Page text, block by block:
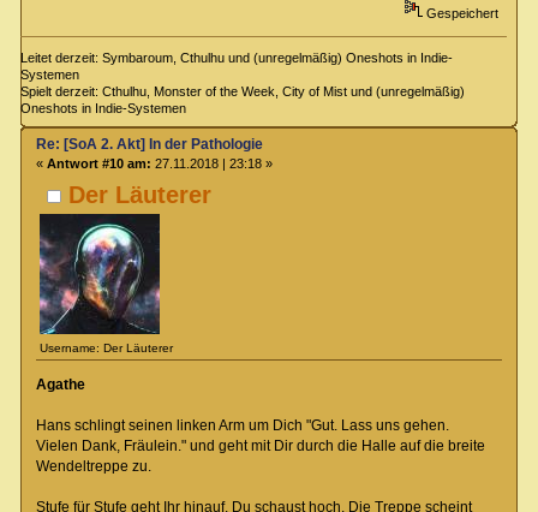
Gespeichert
Leitet derzeit: Symbaroum, Cthulhu und (unregelmäßig) Oneshots in Indie-
Systemen
Spielt derzeit: Cthulhu, Monster of the Week, City of Mist und (unregelmäßig)
Oneshots in Indie-Systemen
Der Läuterer
Username: Der Läuterer
Re: [SoA 2. Akt] In der Pathologie
« Antwort #10 am: 27.11.2018 | 23:18 »
Agathe
Hans schlingt seinen linken Arm um Dich "Gut. Lass uns gehen.
Vielen Dank, Fräulein." und geht mit Dir durch die Halle auf die breite
Wendeltreppe zu.
Stufe für Stufe geht Ihr hinauf. Du schaust hoch. Die Treppe scheint